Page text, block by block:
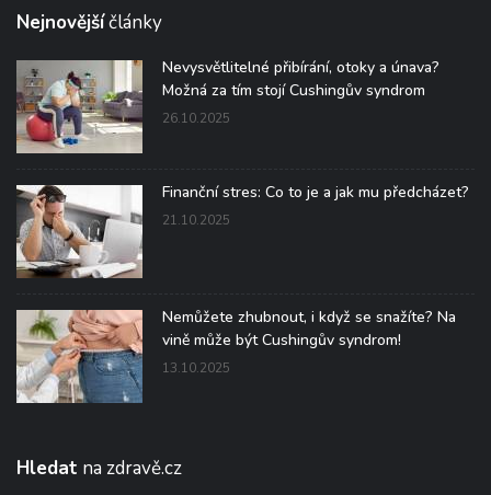
Nejnovějšíčlánky
Nevysvětlitelné přibírání, otoky a únava?
Možná za tím stojí Cushingův syndrom
26.10.2025
Finanční stres: Co to je a jak mu předcházet?
21.10.2025
Nemůžete zhubnout, i když se snažíte? Na
vině může být Cushingův syndrom!
13.10.2025
Hledat na zdravě.cz